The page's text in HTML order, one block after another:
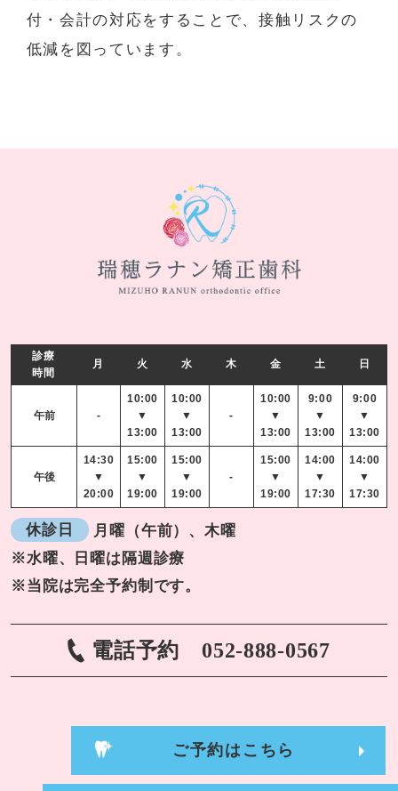
付・会計の対応をすることで、接触リスクの
低減を図っています。
診療
時間
月 火 水 木 金 土 日
午前 -
10:00
▼
13:00
10:00
▼
13:00
-
10:00
▼
13:00
9:00
▼
13:00
9:00
▼
13:00
午後
14:30
▼
20:00
15:00
▼
19:00
15:00
▼
19:00
-
15:00
▼
19:00
14:00
▼
17:30
14:00
▼
17:30
休診日
月曜（午前）、木曜
※水曜、日曜は隔週診療
※当院は完全予約制です。
電話予約 052-888-0567
ご予約はこちら